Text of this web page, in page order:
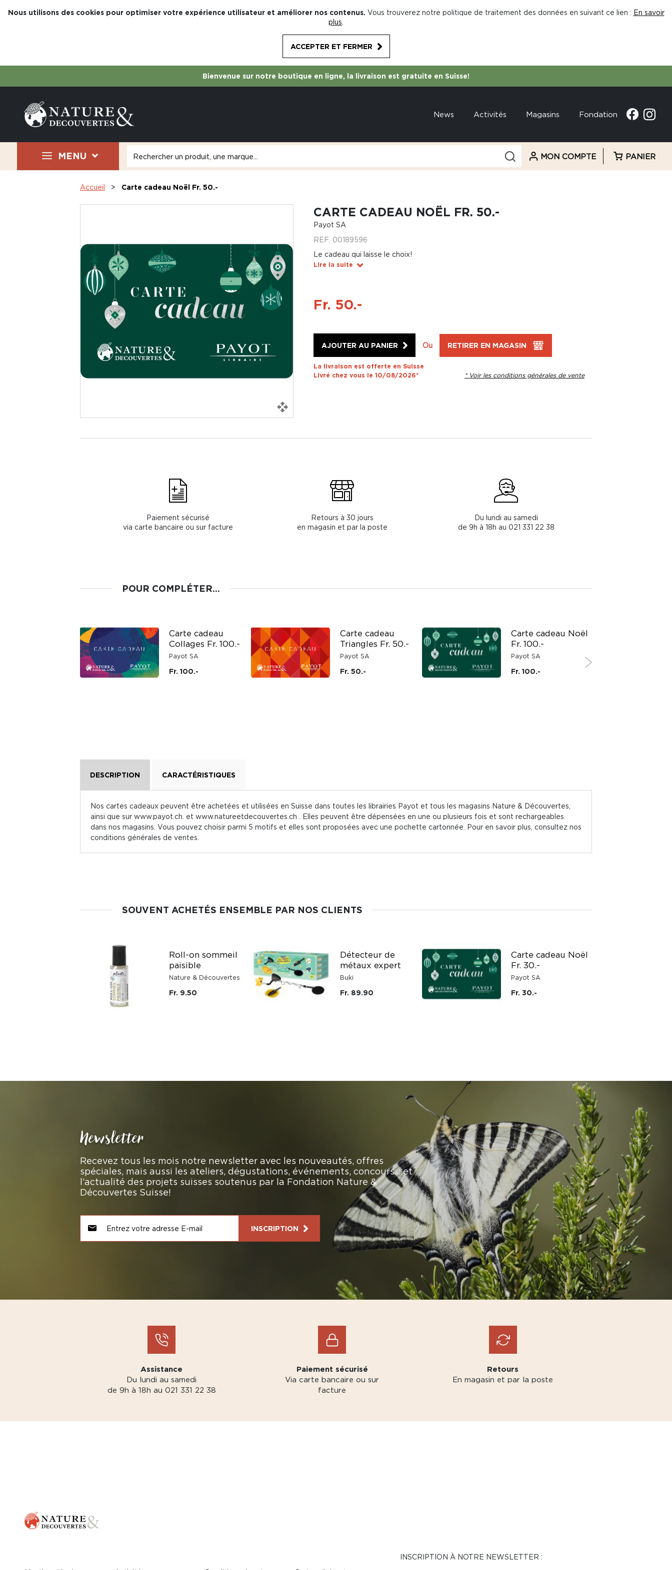
Nous utilisons des cookies pour optimiser votre expérience utilisateur et améliorer nos contenus. Vous trouverez notre politique de traitement des données en suivant ce lien : En savoir
plus
ACCEPTER ET FERMER
Bienvenue sur notre boutique en ligne, la livraison est gratuite en Suisse!
News Activités Magasins Fondation
MENU MON COMPTE PANIER
Accueil Carte cadeau Noël Fr. 50.-
CARTE CADEAU NOËL FR. 50.-
Payot SA
REF. 00189596
Le cadeau qui laisse le choix!
Lire la suite
Fr. 50.-
AJOUTER AU PANIER Ou RETIRER EN MAGASIN
La livraison est offerte en Suisse
Livré chez vous le 10/08/2026*
* Voir les conditions générales de vente
Paiement sécurisé
via carte bancaire ou sur facture
Retours à 30 jours
en magasin et par la poste
Du lundi au samedi
de 9h à 18h au 021 331 22 38
POUR COMPLÉTER...
Carte cadeau
Collages Fr. 100.-
Payot SA
Fr. 100.-
Carte cadeau
Triangles Fr. 50.-
Payot SA
Fr. 50.-
Carte cadeau Noël
Fr. 100.-
Payot SA
Fr. 100.-
DESCRIPTION CARACTÉRISTIQUES
Nos cartes cadeaux peuvent être achetées et utilisées en Suisse dans toutes les librairies Payot et tous les magasins Nature & Découvertes,
ainsi que sur www.payot.ch. et www.natureetdecouvertes.ch . Elles peuvent être dépensées en une ou plusieurs fois et sont rechargeables
dans nos magasins. Vous pouvez choisir parmi 5 motifs et elles sont proposées avec une pochette cartonnée. Pour en savoir plus, consultez nos
conditions générales de ventes.
SOUVENT ACHETÉS ENSEMBLE PAR NOS CLIENTS
Roll-on sommeil
paisible
Nature & Découvertes
Fr. 9.50
Détecteur de
métaux expert
Buki
Fr. 89.90
Carte cadeau Noël
Fr. 30.-
Payot SA
Fr. 30.-
Newsletter
Recevez tous les mois notre newsletter avec les nouveautés, offres
spéciales, mais aussi les ateliers, dégustations, événements, concours… et
l’actualité des projets suisses soutenus par la Fondation Nature &
Découvertes Suisse!
INSCRIPTION
Assistance
Du lundi au samedi
de 9h à 18h au 021 331 22 38
Paiement sécurisé
Via carte bancaire ou sur
facture
Retours
En magasin et par la poste
INSCRIPTION À NOTRE NEWSLETTER :